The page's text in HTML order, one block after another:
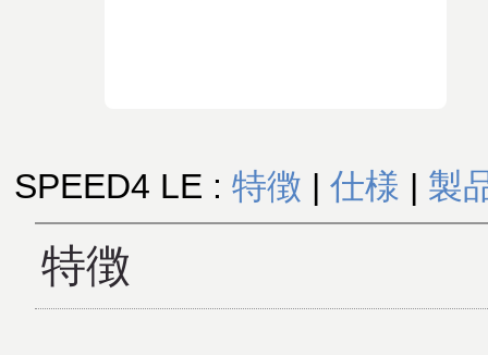
SPEED4 LE : 特徴 | 仕様 | 製
特徴